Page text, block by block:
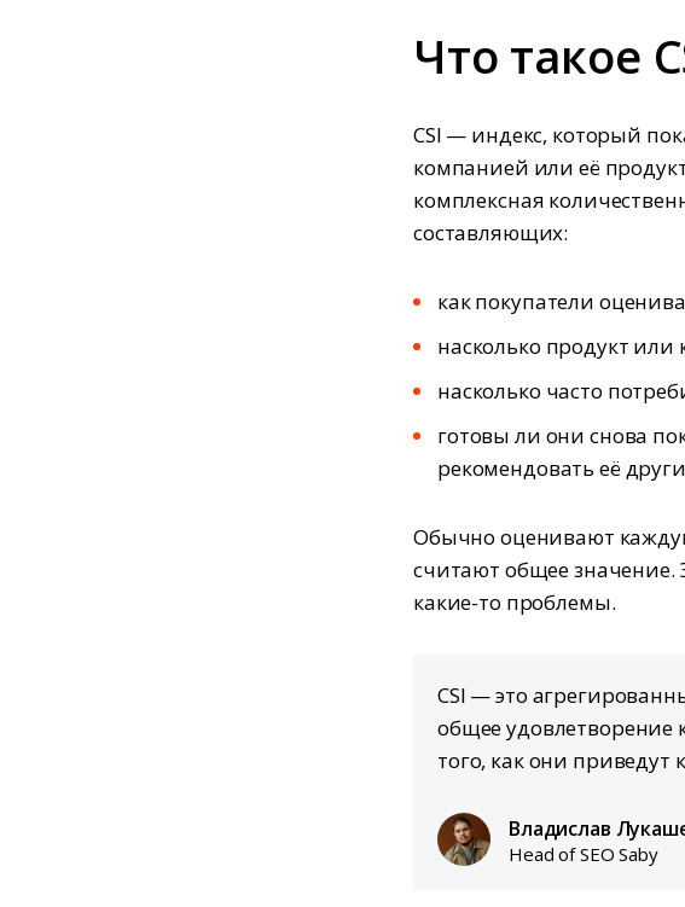
Что такое
CSI — индекс, который
компанией или её
комплексная
составляющих:
как покупатели
насколько продукт
насколько часто
готовы ли они снова
рекомендовать её
Обычно оценивают
считают общее значение.
какие-то проблемы.
CSI — это
общее
того, как они приведут
Владислав
Head of SEO Saby